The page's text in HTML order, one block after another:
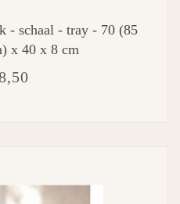
- schaal - tray - 70 (85
x 40 x 8 cm